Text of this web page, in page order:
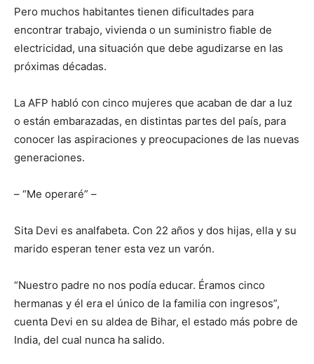
Pero muchos habitantes tienen dificultades para
encontrar trabajo, vivienda o un suministro fiable de
electricidad, una situación que debe agudizarse en las
próximas décadas.
La AFP habló con cinco mujeres que acaban de dar a luz
o están embarazadas, en distintas partes del país, para
conocer las aspiraciones y preocupaciones de las nuevas
generaciones.
– “Me operaré” –
Sita Devi es analfabeta. Con 22 años y dos hijas, ella y su
marido esperan tener esta vez un varón.
“Nuestro padre no nos podía educar. Éramos cinco
hermanas y él era el único de la familia con ingresos”,
cuenta Devi en su aldea de Bihar, el estado más pobre de
India, del cual nunca ha salido.